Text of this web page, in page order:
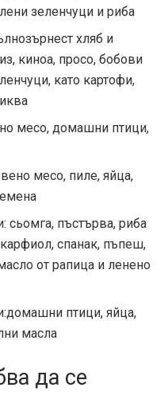
зеленчуци и риба
хляб и
киноа, просо, бобови
като картофи,
месо, домашни птици,
месо, пиле, яйца,
сьомга, пъстърва, риба
спанак, пъпеш,
от рапица и ленено
домашни птици, яйца,
масла
да се